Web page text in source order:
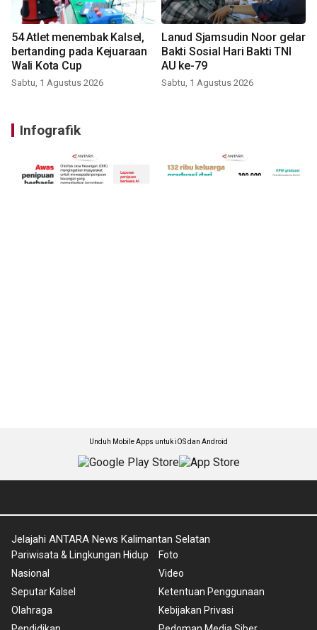
54 Atlet menembak Kalsel,
bertanding pada Kejuaraan
Wali Kota Cup
Sabtu, 1 Agustus 2026
Lanud Sjamsudin Noor gelar
Bakti Sosial Hari Bakti TNI
AU ke-79
Sabtu, 1 Agustus 2026
Infografik
Unduh Mobile Apps untuk iOS dan Android
Jelajahi ANTARA News Kalimantan Selatan
Pariwisata & Lingkungan Hidup
Nasional
Seputar Kalsel
Olahraga
Foto
Video
Ketentuan Penggunaan
Kebijakan Privasi